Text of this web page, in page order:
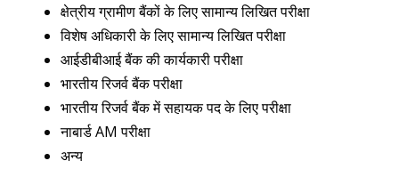
क्षेत्रीय ग्रामीण बैंकों के लिए सामान्य लिखित परीक्षा
विशेष अधिकारी के लिए सामान्य लिखित परीक्षा
आईडीबीआई बैंक की कार्यकारी परीक्षा
भारतीय रिजर्व बैंक परीक्षा
भारतीय रिजर्व बैंक में सहायक पद के लिए परीक्षा
नाबार्ड AM परीक्षा
अन्य